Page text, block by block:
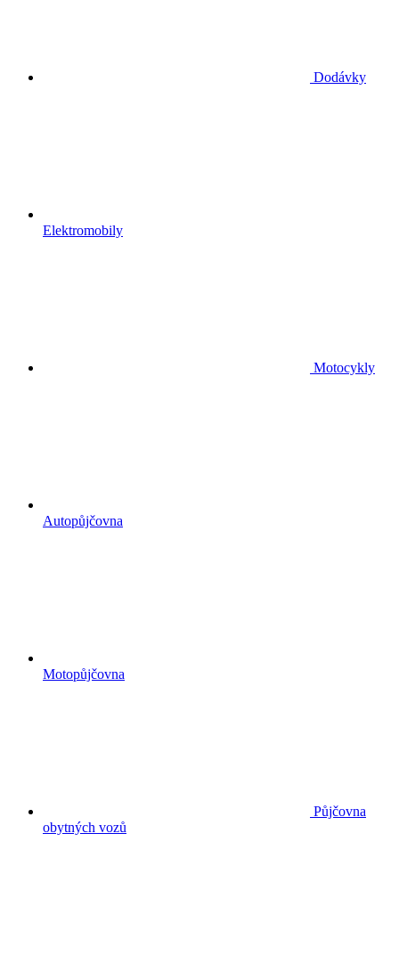
Dodávky
Elektromobily
Motocykly
Autopůjčovna
Motopůjčovna
Půjčovna
obytných vozů